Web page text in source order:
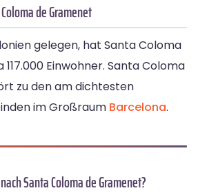
de Gramenet
gelegen, hat Santa Coloma
Einwohner. Santa Coloma
zu den am dichtesten
im Großraum Barcelona.
Santa Coloma de Gramenet?